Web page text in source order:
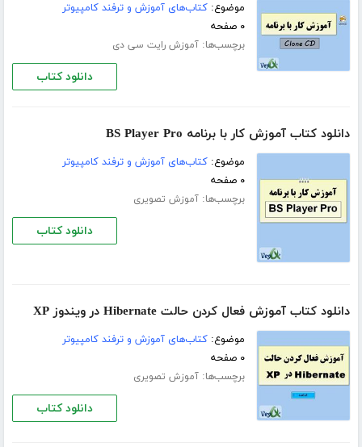
موضوع:کتاب‌های آموزش و ترفند کامپیوتر
۰ صفحه
برچسب‌ها:آموزش رایت سی دی
دانلود کتاب
دانلود کتاب آموزش کار با برنامه BS Player Pro
موضوع:کتاب‌های آموزش و ترفند کامپیوتر
۰ صفحه
برچسب‌ها:آموزش تصویری
دانلود کتاب
دانلود کتاب آموزش فعال کردن حالت Hibernate در ویندوز XP
موضوع:کتاب‌های آموزش و ترفند کامپیوتر
۰ صفحه
برچسب‌ها:آموزش تصویری
دانلود کتاب